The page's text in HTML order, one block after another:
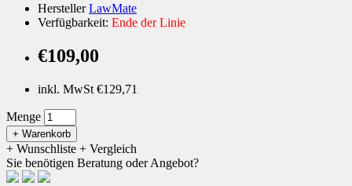
HerstellerLawMate
Verfügbarkeit: Ende der Linie
€109,00
inkl. MwSt €129,71
Menge
+ Warenkorb
+ Wunschliste + Vergleich
Sie benötigen Beratung oder Angebot?